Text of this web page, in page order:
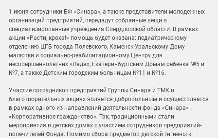
1 июня сотрудники БФ «Синара», а также представители молодежных
организаций предприятий, передадут собранные вещи в
специализированные учреждения Свердловской области. В рамках
акции «Расти, кроха!» помощь будет оказана: педиатрическому
отделению ЦГБ города Полевского, Каменск-Уральскому Дому
малютки и социально-реабилитационному Центру для
несовершеннолетних «Лада», Екатеринбургским Домам ребенка №5 и
№7, а также Детским городским больницам №11 и №16.
Участие сотрудников предприятий Группы Синара и ТМК в
благотворительных акциях является добровольным и осуществляется
в рамках одного из направлений деятельности фонда «Синара» -
«Корпоративное гражданство». Так, традиционными стали
мероприятия в детских домах с участием сотрудников предприятий-
попечителей Фонда. Помимо сбора предметов детской гигиены к